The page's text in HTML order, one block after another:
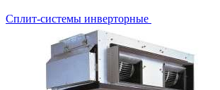
Сплит-системы инверторные